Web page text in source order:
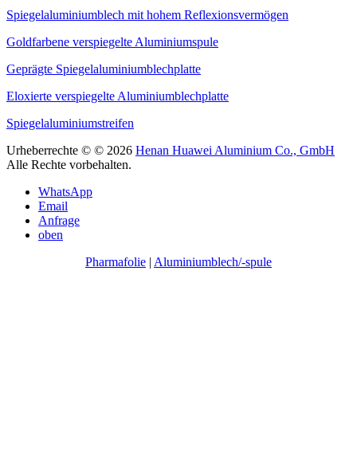
Spiegelaluminiumblech mit hohem Reflexionsvermögen
Goldfarbene verspiegelte Aluminiumspule
Geprägte Spiegelaluminiumblechplatte
Eloxierte verspiegelte Aluminiumblechplatte
Spiegelaluminiumstreifen
Urheberrechte © © 2026 Henan Huawei Aluminium Co., GmbH
Alle Rechte vorbehalten.
WhatsApp
Email
Anfrage
oben
Pharmafolie | Aluminiumblech/-spule